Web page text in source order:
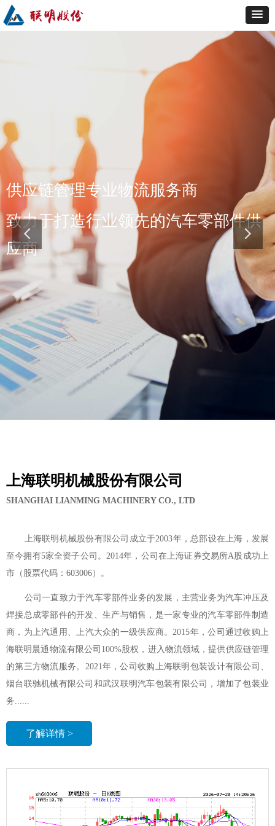
供应链管理专业物流服务商
致力于打造行业领先的汽车零部件供
应商
上海联明机械股份有限公司
SHANGHAI LIANMING MACHINERY CO., LTD
上海联明机械股份有限公司成立于2003年，总部设在上海，发展
至今拥有5家全资子公司。2014年，公司在上海证券交易所A股成功上
市（股票代码：603006）。
公司一直致力于汽车零部件业务的发展，主营业务为汽车冲压及
焊接总成零部件的开发、生产与销售，是一家专业的汽车零部件制造
商，为上汽通用、上汽大众的一级供应商。2015年，公司通过收购上
海联明晨通物流有限公司100%股权，进入物流领域，提供供应链管理
的第三方物流服务。2021年，公司收购上海联明包装设计有限公司、
烟台联驰机械有限公司和武汉联明汽车包装有限公司，增加了包装业
务......
了解详情 >